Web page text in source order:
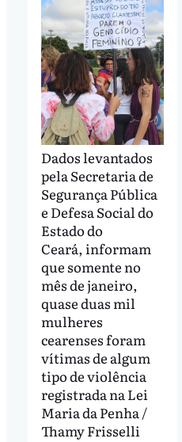
Dados levantados
pela Secretaria de
Segurança Pública
e Defesa Social do
Estado do
Ceará, informam
que somente no
mês de janeiro,
quase duas mil
mulheres
cearenses foram
vítimas de algum
tipo de violência
registrada na Lei
Maria da Penha /
Thamy Frisselli